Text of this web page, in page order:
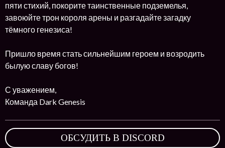
пяти стихий, покорите таинственные подземелья,
завоюйте трон короля арены и разгадайте загадку
тёмного генезиса!
Пришло время стать сильнейшим героем и возродить
былую славу богов!
С уважением,
Команда Dark Genesis
ОБСУДИТЬ В DISCORD